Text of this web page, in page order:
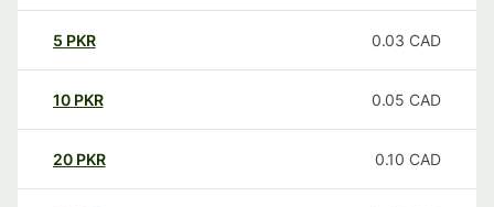
5 PKR 0.03 CAD
10 PKR 0.05 CAD
20 PKR 0.10 CAD